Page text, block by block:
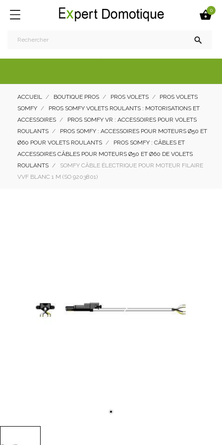
0

ACCUEIL BOUTIQUE PROS PROS VOLETS
PROS VOLETS
SOMFY
PROS SOMFY VOLETS ROULANTS : MOTORISATIONS ET
ACCESSOIRES
PROS SOMFY VR : ACCESSOIRES POUR VOLETS
ROULANTS
PROS SOMFY : ACCESSOIRES POUR MOTEURS Ø50 ET
Ø60 POUR VOLETS ROULANTS
PROS SOMFY : CÂBLES ET
ACCESSOIRES CÂBLES POUR MOTEURS Ø50 ET Ø60 DE VOLETS
ROULANTS
SOMFY CÂBLE ÉLECTRIQUE POUR MOTEUR FILAIRE
VVF BLANC 1 M (SO 9203801)